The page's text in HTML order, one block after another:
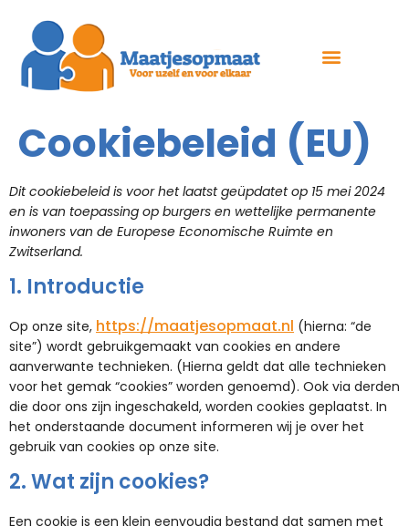
Cookiebeleid (EU)
Dit cookiebeleid is voor het laatst geüpdatet op 15 mei 2024
en is van toepassing op burgers en wettelijke permanente
inwoners van de Europese Economische Ruimte en
Zwitserland.
1. Introductie
Op onze site, https://maatjesopmaat.nl (hierna: “de
site”) wordt gebruikgemaakt van cookies en andere
aanverwante technieken. (Hierna geldt dat alle technieken
voor het gemak “cookies” worden genoemd). Ook via derden
die door ons zijn ingeschakeld, worden cookies geplaatst. In
het onderstaande document informeren wij je over het
gebruik van cookies op onze site.
2. Wat zijn cookies?
Een cookie is een klein eenvoudig bestand dat samen met